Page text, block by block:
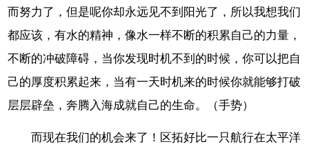
而努力了，但是呢你却永远见不到阳光了，所以我想我们
都应该，有水的精神，像水一样不断的积累自己的力量，
不断的冲破障碍，当你发现时机不到的时候，你可以把自
己的厚度积累起来，当有一天时机来的时候你就能够打破
层层辟垒，奔腾入海成就自己的生命。（手势）
而现在我们的机会来了！区拓好比一只航行在太平洋